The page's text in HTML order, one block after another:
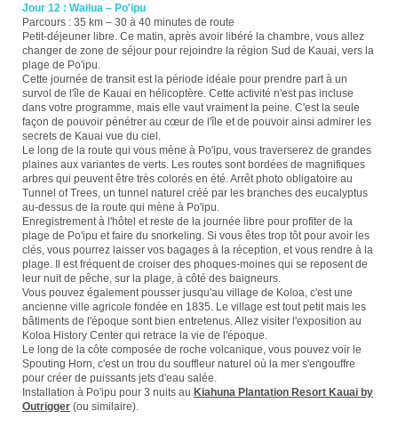
Jour 12 : Wailua – Po'ipu
Parcours : 35 km – 30 à 40 minutes de route
Petit-déjeuner libre. Ce matin, après avoir libéré la chambre, vous allez
changer de zone de séjour pour rejoindre la région Sud de Kauai, vers la
plage de Po'ipu.
Cette journée de transit est la période idéale pour prendre part à un
survol de l'île de Kauai en hélicoptère. Cette activité n'est pas incluse
dans votre programme, mais elle vaut vraiment la peine. C'est la seule
façon de pouvoir pénétrer au cœur de l'île et de pouvoir ainsi admirer les
secrets de Kauai vue du ciel.
Le long de la route qui vous mène à Po'ipu, vous traverserez de grandes
plaines aux variantes de verts. Les routes sont bordées de magnifiques
arbres qui peuvent être très colorés en été. Arrêt photo obligatoire au
Tunnel of Trees, un tunnel naturel créé par les branches des eucalyptus
au-dessus de la route qui mène à Po'ipu.
Enregistrement à l'hôtel et reste de la journée libre pour profiter de la
plage de Po'ipu et faire du snorkeling. Si vous êtes trop tôt pour avoir les
clés, vous pourrez laisser vos bagages à la réception, et vous rendre à la
plage. Il est fréquent de croiser des phoques-moines qui se reposent de
leur nuit de pêche, sur la plage, à côté des baigneurs.
Vous pouvez également pousser jusqu'au village de Koloa, c'est une
ancienne ville agricole fondée en 1835. Le village est tout petit mais les
bâtiments de l'époque sont bien entretenus. Allez visiter l'exposition au
Koloa History Center qui retrace la vie de l'époque.
Le long de la côte composée de roche volcanique, vous pouvez voir le
Spouting Horn, c'est un trou du souffleur naturel où la mer s'engouffre
pour créer de puissants jets d'eau salée.
Installation à Po'ipu pour 3 nuits au Kiahuna Plantation Resort Kauai by
Outrigger (ou similaire).